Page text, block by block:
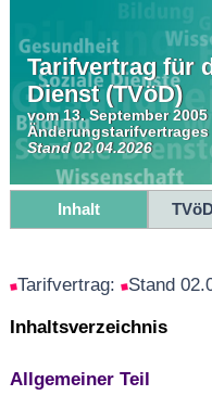
Tarifvertrag für
Dienst (TVöD)
vom 13. September
Änderungstarifvertrages
Stand 02.04.2026
Inhalt
Tarifvertrag: Stand
Inhaltsverzeichnis
Allgemeiner Teil